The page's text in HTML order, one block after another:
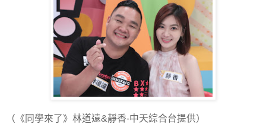
（《同學來了》林道遠&靜香-中天綜合台提供）